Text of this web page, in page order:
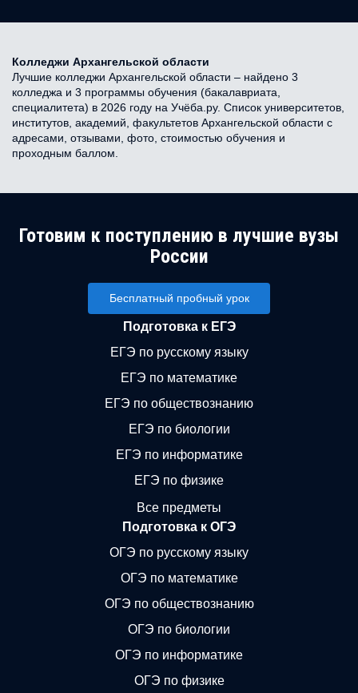
Колледжи Архангельской области
Лучшие колледжи Архангельской области – найдено 3
колледжа и 3 программы обучения (бакалавриата,
специалитета) в 2026 году на Учёба.ру. Список университетов,
институтов, академий, факультетов Архангельской области с
адресами, отзывами, фото, стоимостью обучения и
проходным баллом.
Готовим к поступлению в лучшие вузы
России
Бесплатный пробный урок
Подготовка к ЕГЭ
ЕГЭ по русскому языку
ЕГЭ по математике
ЕГЭ по обществознанию
ЕГЭ по биологии
ЕГЭ по информатике
ЕГЭ по физике
Все предметы
Подготовка к ОГЭ
ОГЭ по русскому языку
ОГЭ по математике
ОГЭ по обществознанию
ОГЭ по биологии
ОГЭ по информатике
ОГЭ по физике